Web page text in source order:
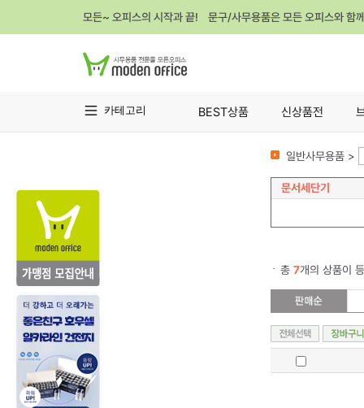
모든~ 오피스의 시작과 끝! 문구/사무용품은 모든 오피스와 함
카테고리 BEST상품 신상품전
일반사무용품 >
문서세단기
총 7개의 상품이